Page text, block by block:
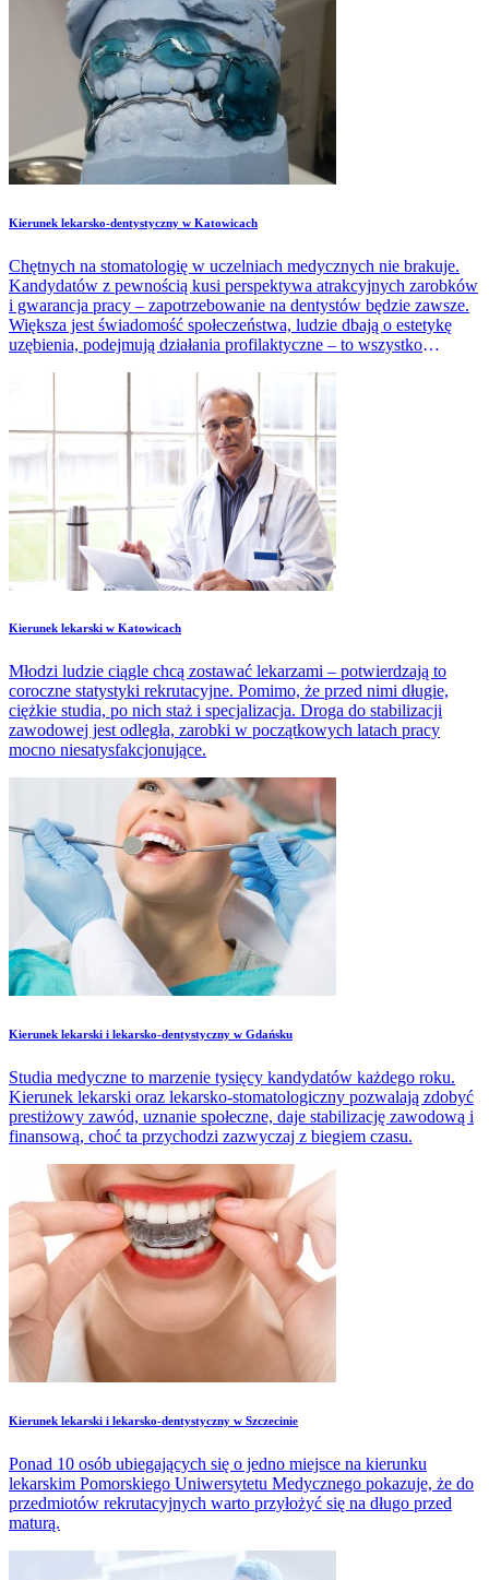
​Kierunek lekarsko-dentystyczny w Katowicach
Chętnych na stomatologię w uczelniach medycznych nie brakuje.
Kandydatów z pewnością kusi perspektywa atrakcyjnych zarobków
i gwarancja pracy – zapotrzebowanie na dentystów będzie zawsze.
Większa jest świadomość społeczeństwa, ludzie dbają o estetykę
uzębienia, podejmują działania profilaktyczne – to wszystko
​Kierunek lekarski w Katowicach
Młodzi ludzie ciągle chcą zostawać lekarzami – potwierdzają to
coroczne statystyki rekrutacyjne. Pomimo, że przed nimi długie,
ciężkie studia, po nich staż i specjalizacja. Droga do stabilizacji
zawodowej jest odległa, zarobki w początkowych latach pracy
mocno niesatysfakcjonujące.
​Kierunek lekarski i lekarsko-dentystyczny w Gdańsku
Studia medyczne to marzenie tysięcy kandydatów każdego roku.
Kierunek lekarski oraz lekarsko-stomatologiczny pozwalają zdobyć
prestiżowy zawód, uznanie społeczne, daje stabilizację zawodową i
finansową, choć ta przychodzi zazwyczaj z biegiem czasu.
Kierunek lekarski i lekarsko-dentystyczny w Szczecinie
Ponad 10 osób ubiegających się o jedno miejsce na kierunku
lekarskim Pomorskiego Uniwersytetu Medycznego pokazuje, że do
przedmiotów rekrutacyjnych warto przyłożyć się na długo przed
maturą.